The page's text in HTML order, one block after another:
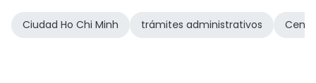
Ciudad Ho Chi Minh trámites administrativos